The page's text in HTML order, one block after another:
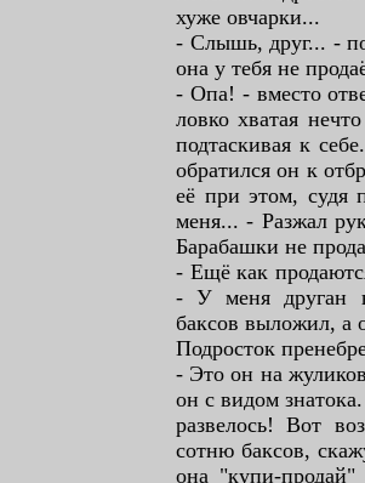
хуже овчарки...
- Слышь, друг... -
она у тебя не
- Опа! - вместо
ловко хватая
подтаскивая к
обратился он к
её при этом, судя
меня... - Разжал
Барабашки не
- Ещё как
- У меня друган
баксов выложил, а
Подросток
- Это он на
он с видом
развелось! Вот
сотню баксов,
она "купи-